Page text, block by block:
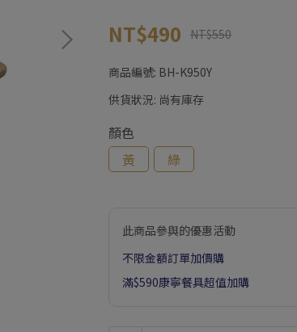
NT$490 NT$550
商品編號: BH-K950Y
供貨狀況: 尚有庫存
顏色
黃
綠
此商品參與的優惠活動
不限金額訂單加價購
滿$590康寧餐具超值加購